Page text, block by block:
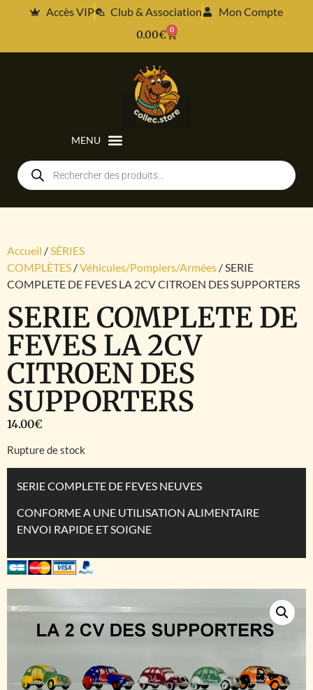
Accès VIP Club & Association
Mon Compte
0.00€ 0
Accueil /SÉRIES
COMPLÈTES /Véhicules/Pompiers/Armées / SERIE
COMPLETE DE FEVES LA 2CV CITROEN DES SUPPORTERS
SERIE COMPLETE DE
FEVES LA 2CV
CITROEN DES
SUPPORTERS
14.00€
Rupture de stock
SERIE COMPLETE DE FEVES NEUVES
CONFORME A UNE UTILISATION ALIMENTAIRE
ENVOI RAPIDE ET SOIGNE